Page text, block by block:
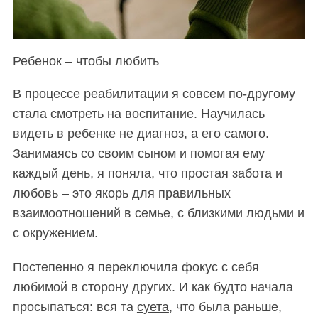
Ребенок – чтобы любить
В процессе реабилитации я совсем по-другому
стала смотреть на воспитание. Научилась
видеть в ребенке не диагноз, а его самого.
Занимаясь со своим сыном и помогая ему
каждый день, я поняла, что простая забота и
любовь – это якорь для правильных
взаимоотношений в семье, с близкими людьми и
с окружением.
Постепенно я переключила фокус с себя
любимой в сторону других. И как будто начала
просыпаться: вся та суета, что была раньше,